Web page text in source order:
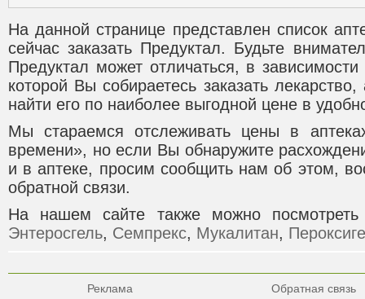
На данной странице представлен список
сейчас заказать Предуктал. Будьте
Предуктал может отличаться, в
которой Вы собираетесь заказать
найти его по наиболее выгодной цене в
Мы стараемся отслеживать цены в
времени», но если Вы обнаружите
и в аптеке, просим сообщить нам об этом,
обратной связи.
На нашем сайте также можно
Энтеросгель, Семпрекс, Мукалитан,
Реклама Обратная связь